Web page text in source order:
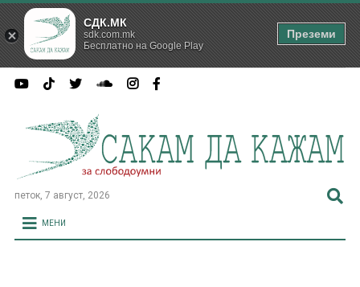
петок, 7 август, 2026
МЕНИ
СДК.МК
sdk.com.mk
Бесплатно на Google Play
Преземи